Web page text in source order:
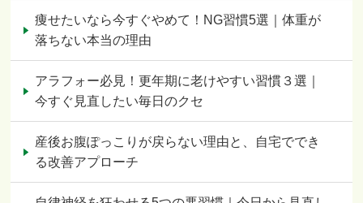
痩せたいなら今すぐやめて！NG習慣5選｜体重が
落ちない本当の理由
アラフォー必見！更年期に老けやすい習慣３選｜
今すぐ見直したい毎日のクセ
産後お腹ぽっこりが戻らない理由と、自宅ででき
る改善アプローチ